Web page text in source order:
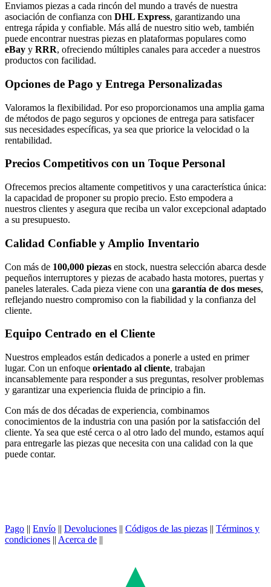
Enviamos piezas a cada rincón del mundo a través de nuestra
asociación de confianza con DHL Express, garantizando una
entrega rápida y confiable. Más allá de nuestro sitio web, también
puede encontrar nuestras piezas en plataformas populares como
eBay y RRR, ofreciendo múltiples canales para acceder a nuestros
productos con facilidad.
Opciones de Pago y Entrega Personalizadas
Valoramos la flexibilidad. Por eso proporcionamos una amplia gama
de métodos de pago seguros y opciones de entrega para satisfacer
sus necesidades específicas, ya sea que priorice la velocidad o la
rentabilidad.
Precios Competitivos con un Toque Personal
Ofrecemos precios altamente competitivos y una característica única:
la capacidad de proponer su propio precio. Esto empodera a
nuestros clientes y asegura que reciba un valor excepcional adaptado
a su presupuesto.
Calidad Confiable y Amplio Inventario
Con más de 100,000 piezas en stock, nuestra selección abarca desde
pequeños interruptores y piezas de acabado hasta motores, puertas y
paneles laterales. Cada pieza viene con una garantía de dos meses,
reflejando nuestro compromiso con la fiabilidad y la confianza del
cliente.
Equipo Centrado en el Cliente
Nuestros empleados están dedicados a ponerle a usted en primer
lugar. Con un enfoque orientado al cliente, trabajan
incansablemente para responder a sus preguntas, resolver problemas
y garantizar una experiencia fluida de principio a fin.
Con más de dos décadas de experiencia, combinamos
conocimientos de la industria con una pasión por la satisfacción del
cliente. Ya sea que esté cerca o al otro lado del mundo, estamos aquí
para entregarle las piezas que necesita con una calidad con la que
puede contar.
Pago || Envío || Devoluciones || Códigos de las piezas || Términos y
condiciones || Acerca de ||